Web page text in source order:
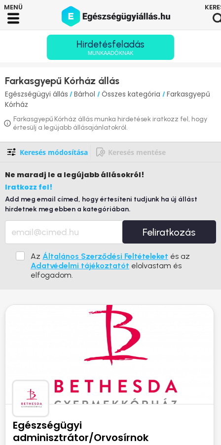
Hirdetésfeladás
MUNKAADÓKNAK
Farkasgyepű Kórház állás
Egészségügyi állás / Bárhol / Összes kategória / Farkasgyepű
Kórház
Farkasgyepű Kórház állás munka hirdetések iratkozz fel, hogy
értesülj a legújabb állásajánlatokról.
Keresés módosítása Keresés mentése
Ne maradj le a legújabb állásokról!
Iratkozz fel!
Add meg email címed, hogy értesíteni tudjunk ha új állást
hirdetnek meg ebben a kategóriában.
Feliratkozás
Az Általános Szerződési Feltételeket és az
Adatvédelmi tájékoztatót elolvastam és
elfogadom.
Egészségügyi
adminisztrátor/Orvosírnok